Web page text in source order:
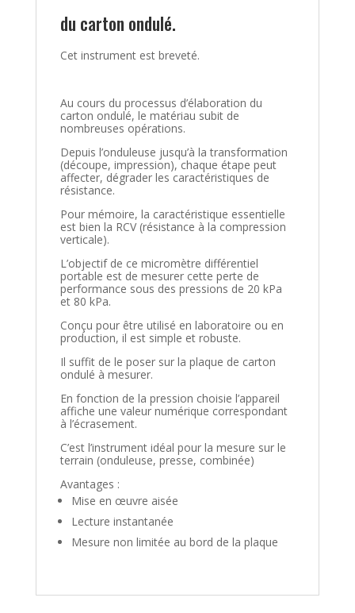
du carton ondulé.
Cet instrument est breveté.
Au cours du processus d’élaboration du
carton ondulé, le matériau subit de
nombreuses opérations.
Depuis l’onduleuse jusqu’à la transformation
(découpe, impression), chaque étape peut
affecter, dégrader les caractéristiques de
résistance.
Pour mémoire, la caractéristique essentielle
est bien la RCV (résistance à la compression
verticale).
L’objectif de ce micromètre différentiel
portable est de mesurer cette perte de
performance sous des pressions de 20 kPa
et 80 kPa.
Conçu pour être utilisé en laboratoire ou en
production, il est simple et robuste.
Il suffit de le poser sur la plaque de carton
ondulé à mesurer.
En fonction de la pression choisie l’appareil
affiche une valeur numérique correspondant
à l’écrasement.
C’est l’instrument idéal pour la mesure sur le
terrain (onduleuse, presse, combinée)
Avantages :
Mise en œuvre aisée
Lecture instantanée
Mesure non limitée au bord de la plaque